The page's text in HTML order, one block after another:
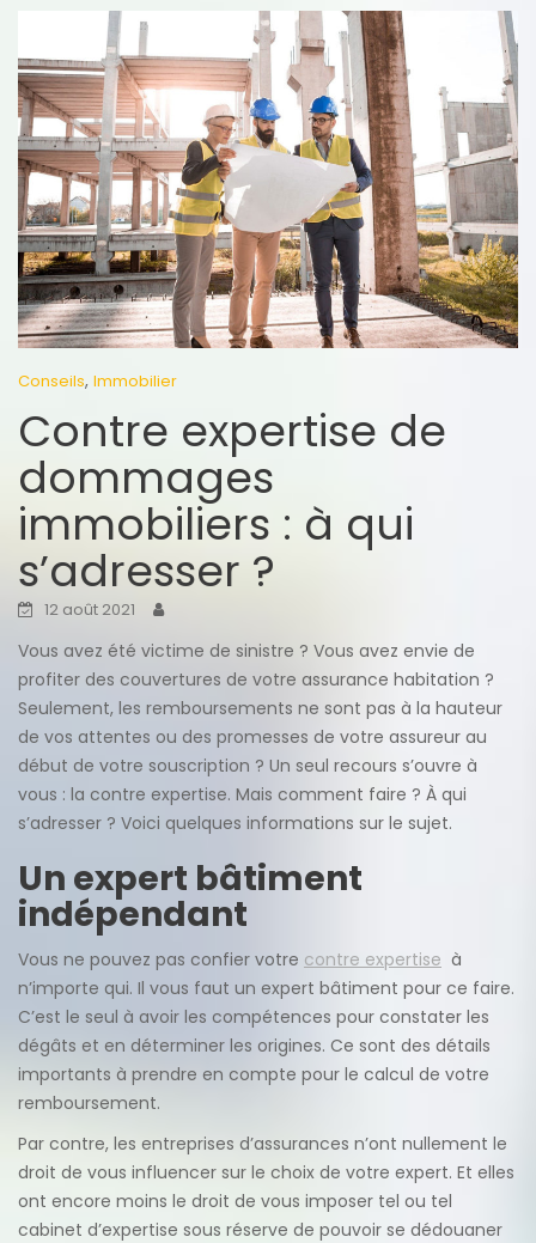
Conseils, Immobilier
Contre expertise de
dommages
immobiliers : à qui
s’adresser ?
12 août 2021
Vous avez été victime de sinistre ? Vous avez envie de
profiter des couvertures de votre assurance habitation ?
Seulement, les remboursements ne sont pas à la hauteur
de vos attentes ou des promesses de votre assureur au
début de votre souscription ? Un seul recours s’ouvre à
vous : la contre expertise. Mais comment faire ? À qui
s’adresser ? Voici quelques informations sur le sujet.
Un expert bâtiment
indépendant
Vous ne pouvez pas confier votre contre expertise à
n’importe qui. Il vous faut un expert bâtiment pour ce faire.
C’est le seul à avoir les compétences pour constater les
dégâts et en déterminer les origines. Ce sont des détails
importants à prendre en compte pour le calcul de votre
remboursement.
Par contre, les entreprises d’assurances n’ont nullement le
droit de vous influencer sur le choix de votre expert. Et elles
ont encore moins le droit de vous imposer tel ou tel
cabinet d’expertise sous réserve de pouvoir se dédouaner